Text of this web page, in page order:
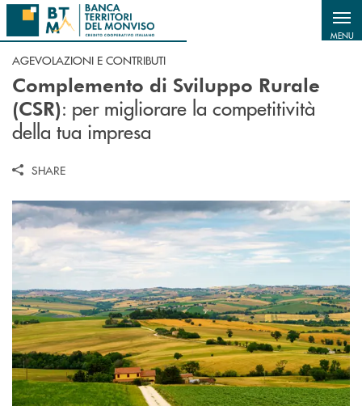
Salta al contenuto principale
MENU
AGEVOLAZIONI E CONTRIBUTI
Complemento di Sviluppo Rurale
(CSR): per migliorare la competitività
della tua impresa
SHARE